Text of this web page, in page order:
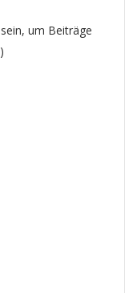
um Beiträge